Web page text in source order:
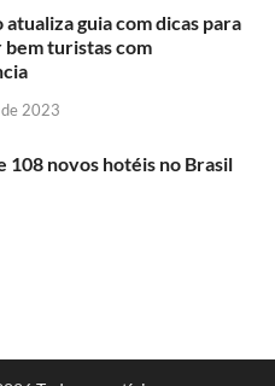
atualiza guia com dicas para
turistas com
2023
108 novos hotéis no Brasil